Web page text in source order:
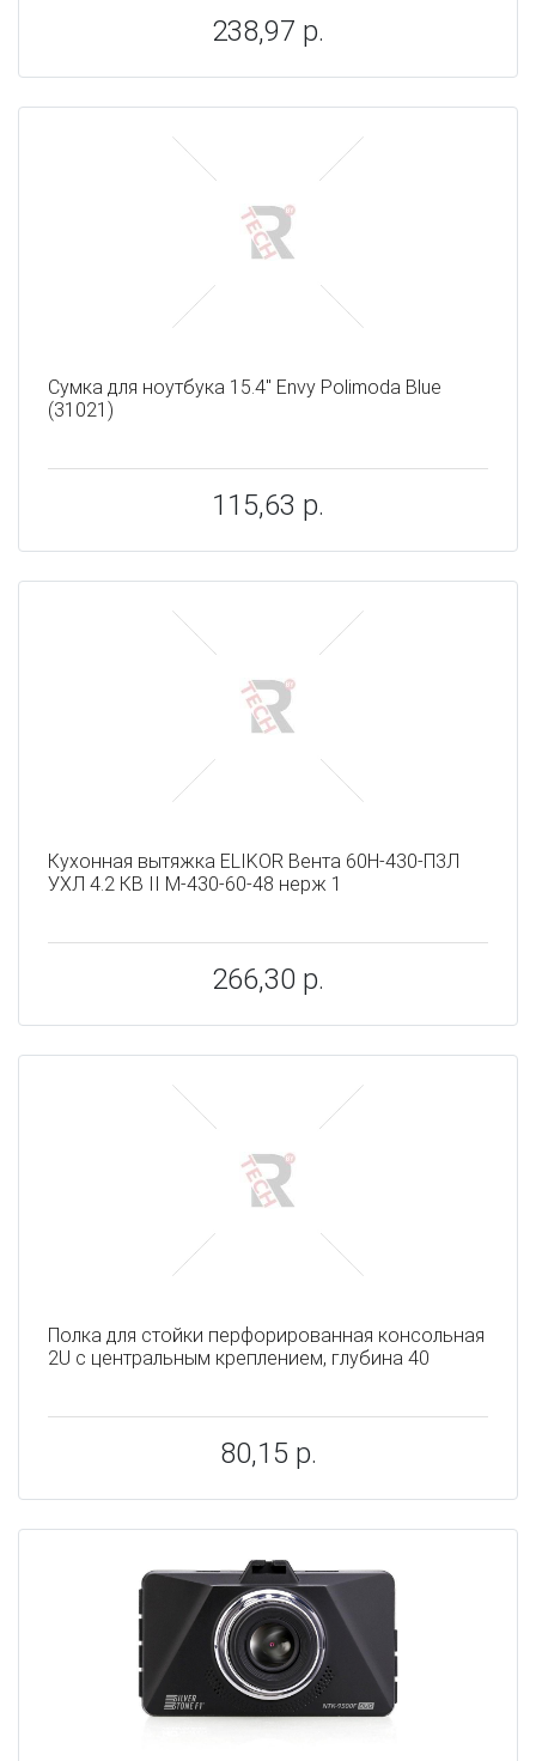
238,97 р.
Сумка для ноутбука 15.4" Envy Polimoda Blue
(31021)
115,63 р.
Кухонная вытяжка ELIKOR Вента 60Н-430-П3Л
УХЛ 4.2 КВ II М-430-60-48 нерж 1
266,30 р.
Полка для стойки перфорированная консольная
2U с центральным креплением, глубина 40
80,15 р.